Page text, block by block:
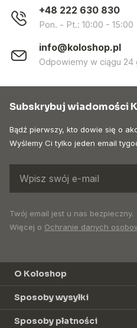
+48 222 630 830
Pon. - Pt.: 10:00 - 15:00
info@koloshop.pl
Odpowiemy w ciągu 24
Subskrybuj wiadomości
Bądź pierwszy, kto dowie się o
Wyślemy Ci tylko jeden email
Twój email jest u nas bezpieczny.
Więcej o Ochranie danych
O Koloshop
Sposoby wysyłki
Sposoby płatności